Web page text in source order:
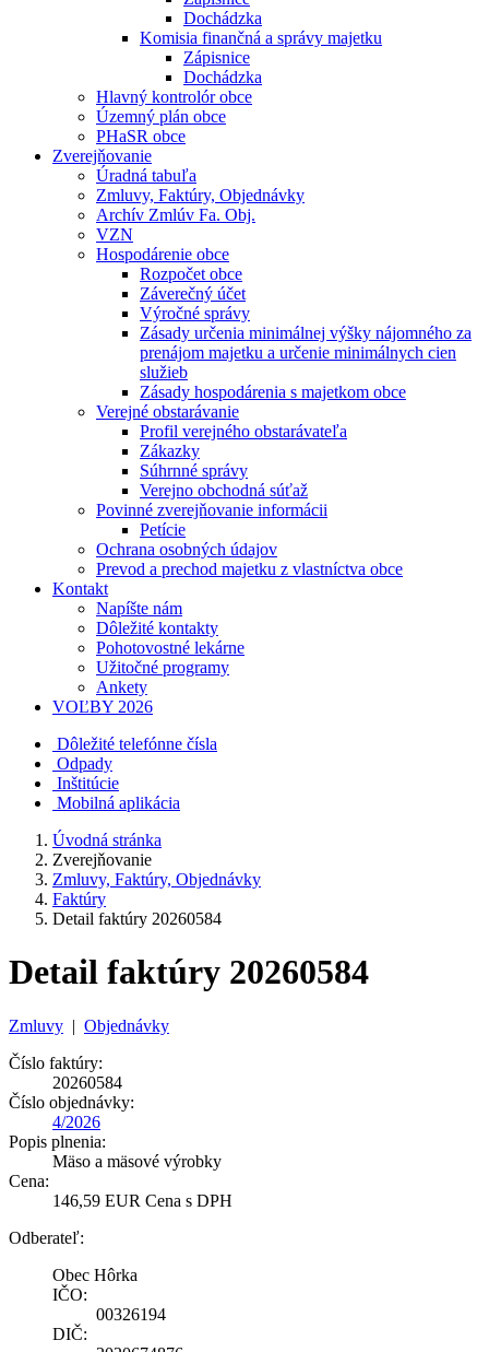
Dochádzka
Komisia finančná a správy majetku
Zápisnice
Dochádzka
Hlavný kontrolór obce
Územný plán obce
PHaSR obce
Zverejňovanie
Úradná tabuľa
Zmluvy, Faktúry, Objednávky
Archív Zmlúv Fa. Obj.
VZN
Hospodárenie obce
Rozpočet obce
Záverečný účet
Výročné správy
Zásady určenia minimálnej výšky nájomného za
prenájom majetku a určenie minimálnych cien
služieb
Zásady hospodárenia s majetkom obce
Verejné obstarávanie
Profil verejného obstarávateľa
Zákazky
Súhrnné správy
Verejno obchodná súťaž
Povinné zverejňovanie informácii
Petície
Ochrana osobných údajov
Prevod a prechod majetku z vlastníctva obce
Kontakt
Napíšte nám
Dôležité kontakty
Pohotovostné lekárne
Užitočné programy
Ankety
VOĽBY 2026
Dôležité telefónne čísla
Odpady
Inštitúcie
Mobilná aplikácia
Úvodná stránka
Zverejňovanie
Zmluvy, Faktúry, Objednávky
Faktúry
Detail faktúry 20260584
Detail faktúry 20260584
Zmluvy | Objednávky
Číslo faktúry:
20260584
Číslo objednávky:
4/2026
Popis plnenia:
Mäso a mäsové výrobky
Cena:
146,59 EUR Cena s DPH
Odberateľ:
Obec Hôrka
IČO:
00326194
DIČ: